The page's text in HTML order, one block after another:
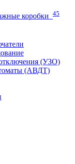
коробки
45
(УЗО)
(АВДТ)